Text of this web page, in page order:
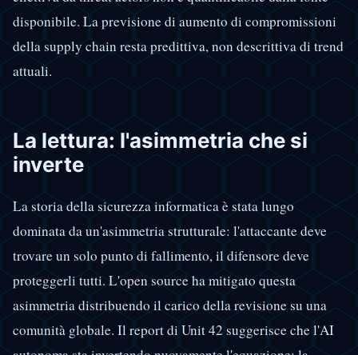
disponibile. La previsione di aumento di compromissioni
della supply chain resta predittiva, non descrittiva di trend
attuali.
La lettura: l'asimmetria che si
inverte
La storia della sicurezza informatica è stata lungo
dominata da un'asimmetria strutturale: l'attaccante deve
trovare un solo punto di fallimento, il difensore deve
proteggerli tutti. L'open source ha mitigato questa
asimmetria distribuendo il carico della revisione su una
comunità globale. Il report di Unit 42 suggerisce che l'AI